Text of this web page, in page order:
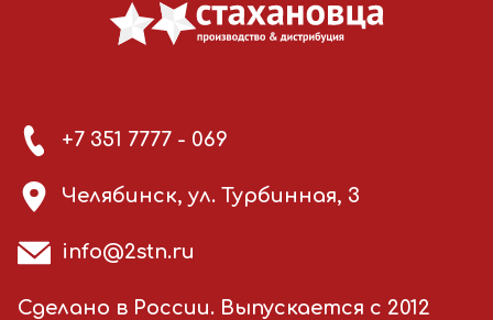
+7 351 7777 - 069
Челябинск, ул. Турбинная, 3
info@2stn.ru
Сделано в России. Выпускается с 2012